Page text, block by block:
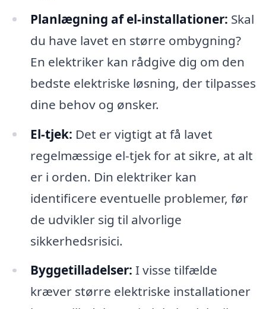
Planlægning af el-installationer: Skal
du have lavet en større ombygning?
En elektriker kan rådgive dig om den
bedste elektriske løsning, der tilpasses
dine behov og ønsker.
El-tjek: Det er vigtigt at få lavet
regelmæssige el-tjek for at sikre, at alt
er i orden. Din elektriker kan
identificere eventuelle problemer, før
de udvikler sig til alvorlige
sikkerhedsrisici.
Byggetilladelser: I visse tilfælde
kræver større elektriske installationer